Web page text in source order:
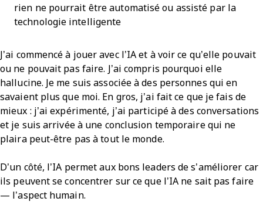
rien ne pourrait être automatisé ou assisté par la
technologie intelligente
J’ai commencé à jouer avec l’IA et à voir ce qu’elle pouvait
ou ne pouvait pas faire. J’ai compris pourquoi elle
hallucine. Je me suis associée à des personnes qui en
savaient plus que moi. En gros, j’ai fait ce que je fais de
mieux : j’ai expérimenté, j’ai participé à des conversations
et je suis arrivée à une conclusion temporaire qui ne
plaira peut-être pas à tout le monde.
D’un côté, l’IA permet aux bons leaders de s’améliorer car
ils peuvent se concentrer sur ce que l’IA ne sait pas faire
— l’aspect humain.